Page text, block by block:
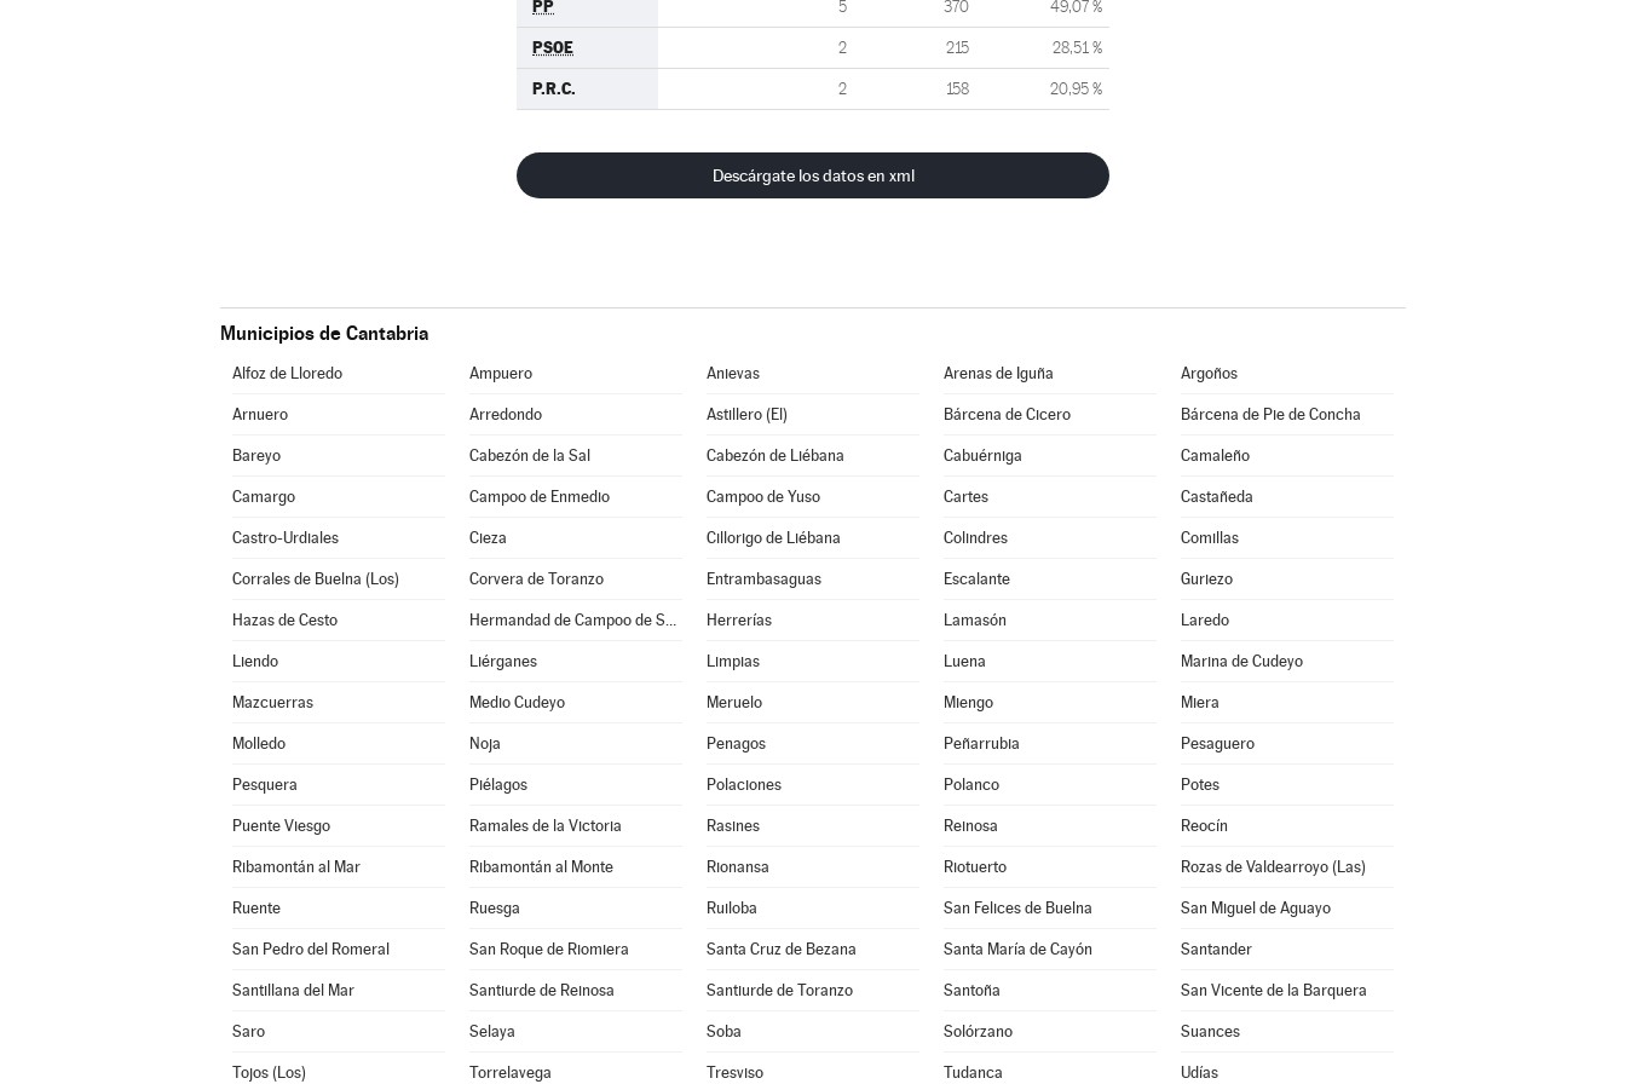
PP 5 370 49,07 %
PSOE 2 215 28,51 %
P.R.C. 2 158 20,95 %
Descárgate los datos en xml
Municipios de Cantabria
Alfoz de Lloredo Ampuero Anievas Arenas de Iguña Argoños
Arnuero Arredondo Astillero (El) Bárcena de Cicero Bárcena de Pie de Concha
Bareyo Cabezón de la Sal Cabezón de Liébana Cabuérniga Camaleño
Camargo Campoo de Enmedio Campoo de Yuso Cartes Castañeda
Castro-Urdiales Cieza Cillorigo de Liébana Colindres Comillas
Corrales de Buelna (Los) Corvera de Toranzo Entrambasaguas Escalante Guriezo
Hazas de Cesto Hermandad de Campoo de Suso Herrerías Lamasón Laredo
Liendo Liérganes Limpias Luena Marina de Cudeyo
Mazcuerras Medio Cudeyo Meruelo Miengo Miera
Molledo Noja Penagos Peñarrubia Pesaguero
Pesquera Piélagos Polaciones Polanco Potes
Puente Viesgo Ramales de la Victoria Rasines Reinosa Reocín
Ribamontán al Mar Ribamontán al Monte Rionansa Riotuerto Rozas de Valdearroyo (Las)
Ruente Ruesga Ruiloba San Felices de Buelna San Miguel de Aguayo
San Pedro del Romeral San Roque de Riomiera Santa Cruz de Bezana Santa María de Cayón Santander
Santillana del Mar Santiurde de Reinosa Santiurde de Toranzo Santoña San Vicente de la Barquera
Saro Selaya Soba Solórzano Suances
Tojos (Los) Torrelavega Tresviso Tudanca Udías